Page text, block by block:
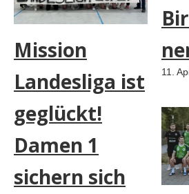
11.
Mission
Landesliga ist
geglückt!
Damen 1
sichern sich